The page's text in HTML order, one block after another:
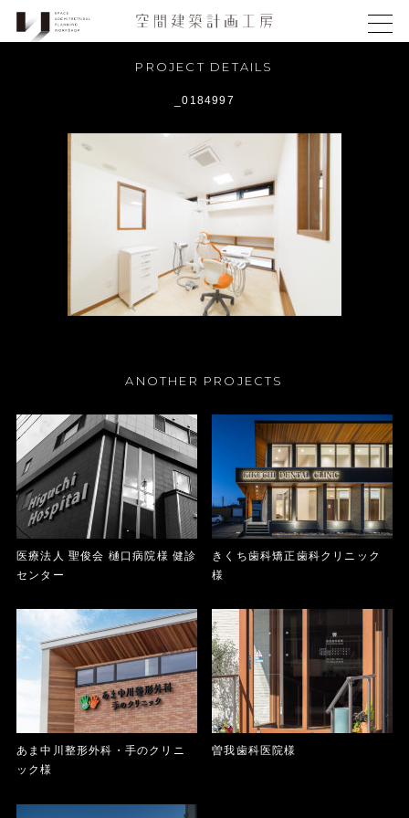
PROJECT DETAILS
_0184997
ANOTHER PROJECTS
医療法人 聖俊会 樋口病院様 健診
センター
きくち歯科矯正歯科クリニック
様
あま中川整形外科・手のクリニ
ック様
曽我歯科医院様